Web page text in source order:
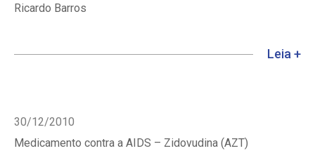
Ricardo Barros
Leia +
30/12/2010
Medicamento contra a AIDS – Zidovudina (AZT)